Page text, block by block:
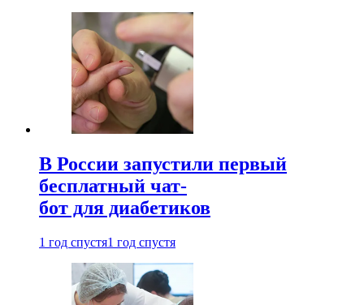
В России запустили первый
бесплатный чат-
бот для диабетиков
1 год спустя1 год спустя